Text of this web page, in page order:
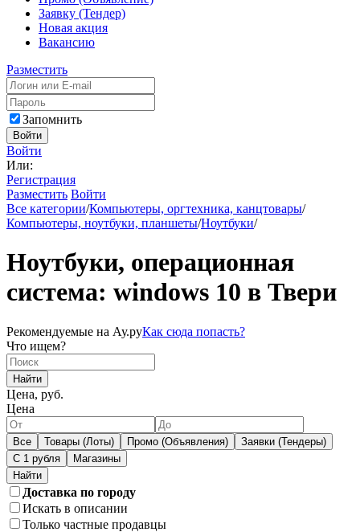
Заявку (Тендер)
Новая акция
Вакансию
Разместить
Запомнить
Войти
Войти
Или:
Регистрация
Разместить Войти
Все категории/Компьютеры, оргтехника, канцтовары/
Компьютеры, ноутбуки, планшеты/Ноутбуки/
Ноутбуки, операционная
система: windows 10 в Твери
Рекомендуемые на Ау.руКак сюда попасть?
Что ищем?
Найти
Цена, руб.
Цена
Все Товары (Лоты) Промо (Объявления)
Заявки (Тендеры)
С 1 рубля
Магазины
Доставка по городу
Искать в описании
Только частные продавцы